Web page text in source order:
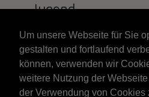
Um unsere Webseite für Sie
gestalten und fortlaufend
können, verwenden wir
weitere Nutzung der
der Verwendung von Cookies
Jugend
186
Seite 186